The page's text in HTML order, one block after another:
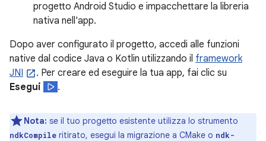
progetto Android Studio e impacchettare la libreria
nativa nell'app.
Dopo aver configurato il progetto, accedi alle funzioni
native dal codice Java o Kotlin utilizzando il framework
JNI
. Per creare ed eseguire la tua app, fai clic su
Esegui
.
Nota: se il tuo progetto esistente utilizza lo strumento
ndkCompile ritirato, esegui la migrazione a CMake o ndk-